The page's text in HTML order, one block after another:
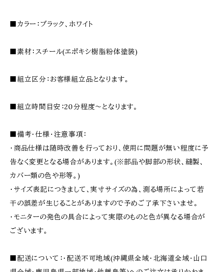
■カラー：ブラック、ホワイト
■素材：スチール(エポキシ樹脂粉体塗装)
■組立区分：お客様組立品となります。
■組立時間目安：20分程度〜となります。
■備考・仕様・注意事項：
・商品仕様は随時改善を行っており、使用に問題が無い程度に予
告なく変更となる場合があります。(※部品や脚部の形状、縫製、
カバー類の色や形等。)
・サイズ表記につきまして、実寸サイズの為、測る場所によって若
干の誤差が生じることがありますので予めご了承下さいませ。
・モニターの発色の具合によって実際のものと色が異なる場合が
ございます。
■配送について：・配送不可地域(沖縄県全域・北海道全域・山口